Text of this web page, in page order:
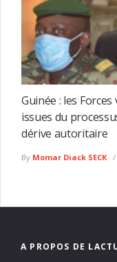
Guinée : les
issues du
dérive autoritaire
By Momar Diack SECK
A PROPOS DE